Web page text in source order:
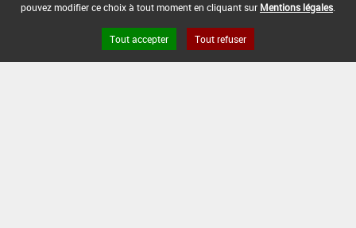
[01001001] JEVI*Désherbage*Voies ferrées
pouvez modifier ce choix à tout moment en cliquant sur Mentions légales
Tout accepter Tout refuser